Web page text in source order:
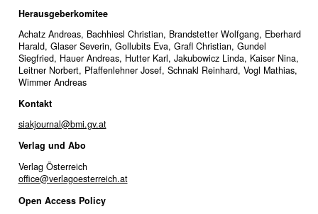
Herausgeberkomitee
Achatz Andreas, Bachhiesl Christian, Brandstetter Wolfgang, Eberhard
Harald, Glaser Severin, Gollubits Eva, Grafl Christian, Gundel
Siegfried, Hauer Andreas, Hutter Karl, Jakubowicz Linda, Kaiser Nina,
Leitner Norbert, Pfaffenlehner Josef, Schnakl Reinhard, Vogl Mathias,
Wimmer Andreas
Kontakt
siakjournal@bmi.gv.at
Verlag und Abo
Verlag Österreich
office@verlagoesterreich.at
Open Access Policy